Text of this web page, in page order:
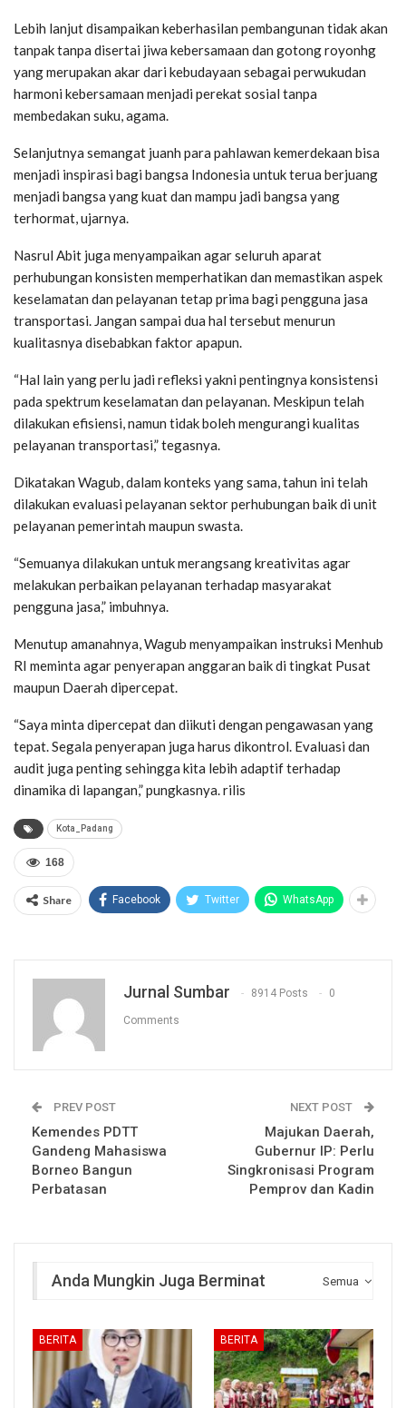
Lebih lanjut disampaikan keberhasilan pembangunan tidak akan
tanpak tanpa disertai jiwa kebersamaan dan gotong royonhg
yang merupakan akar dari kebudayaan sebagai perwukudan
harmoni kebersamaan menjadi perekat sosial tanpa
membedakan suku, agama.
Selanjutnya semangat juanh para pahlawan kemerdekaan bisa
menjadi inspirasi bagi bangsa Indonesia untuk terua berjuang
menjadi bangsa yang kuat dan mampu jadi bangsa yang
terhormat, ujarnya.
Nasrul Abit juga menyampaikan agar seluruh aparat
perhubungan konsisten memperhatikan dan memastikan aspek
keselamatan dan pelayanan tetap prima bagi pengguna jasa
transportasi. Jangan sampai dua hal tersebut menurun
kualitasnya disebabkan faktor apapun.
“Hal lain yang perlu jadi refleksi yakni pentingnya konsistensi
pada spektrum keselamatan dan pelayanan. Meskipun telah
dilakukan efisiensi, namun tidak boleh mengurangi kualitas
pelayanan transportasi,” tegasnya.
Dikatakan Wagub, dalam konteks yang sama, tahun ini telah
dilakukan evaluasi pelayanan sektor perhubungan baik di unit
pelayanan pemerintah maupun swasta.
“Semuanya dilakukan untuk merangsang kreativitas agar
melakukan perbaikan pelayanan terhadap masyarakat
pengguna jasa,” imbuhnya.
Menutup amanahnya, Wagub menyampaikan instruksi Menhub
RI meminta agar penyerapan anggaran baik di tingkat Pusat
maupun Daerah dipercepat.
“Saya minta dipercepat dan diikuti dengan pengawasan yang
tepat. Segala penyerapan juga harus dikontrol. Evaluasi dan
audit juga penting sehingga kita lebih adaptif terhadap
dinamika di lapangan,” pungkasnya. rilis
Kota_Padang
168
Share Facebook Twitter WhatsApp
Jurnal Sumbar 8914 Posts 0
Comments
PREV POST
Kemendes PDTT
Gandeng Mahasiswa
Borneo Bangun
Perbatasan
NEXT POST
Majukan Daerah,
Gubernur IP: Perlu
Singkronisasi Program
Pemprov dan Kadin
Semua
Anda Mungkin Juga Berminat
BERITA BERITA